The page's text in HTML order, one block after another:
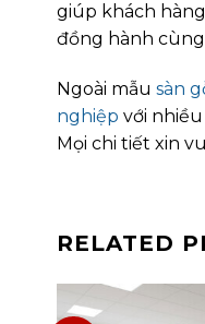
giúp khách
đồng hành cùng
Ngoài mẫu sàn
nghiệp với
Mọi chi tiết xin
RELATED